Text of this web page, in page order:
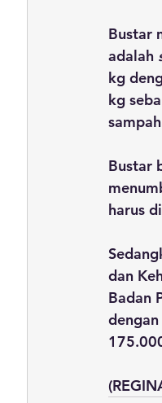
Bustar
adalah
kg
kg
Bustar
harus
dan
Badan